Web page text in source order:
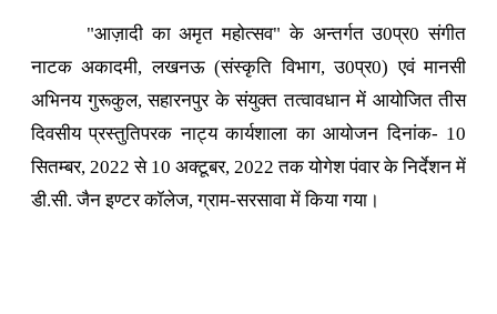
"आज़ादी का अमृत महोत्सव" के अन्तर्गत उ0प्र0 संगीत
नाटक अकादमी, लखनऊ (संस्कृति विभाग, उ0प्र0) एवं मानसी
अभिनय गुरूकुल, सहारनपुर के संयुक्त तत्वावधान में आयोजित तीस
दिवसीय प्रस्तुतिपरक नाट्य कार्यशाला का आयोजन दिनांक- 10
सितम्बर, 2022 से 10 अक्टूबर, 2022 तक योगेश पंवार के निर्देशन में
डी.सी. जैन इण्टर कॉलेज, ग्राम-सरसावा में किया गया।